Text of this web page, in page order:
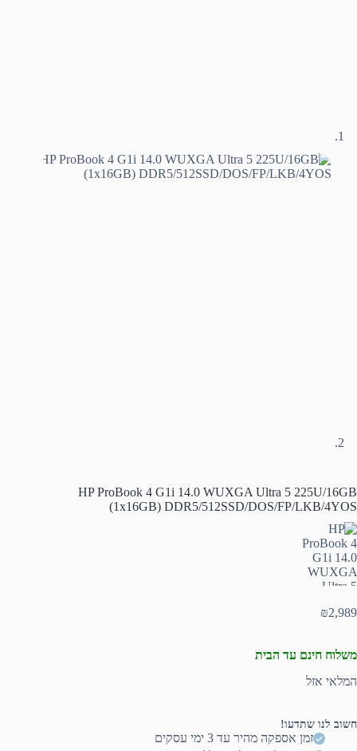
HP ProBook 4 G1i 14.0 WUXGA Ultra 5 225U/16GB
(1x16GB) DDR5/512SSD/DOS/FP/LKB/4YOS
₪2,989
משלוח חינם עד הבית
המלאי אזל
חשוב לנו שתדעו!
זמן אספקה מהיר עד 3 ימי עסקים